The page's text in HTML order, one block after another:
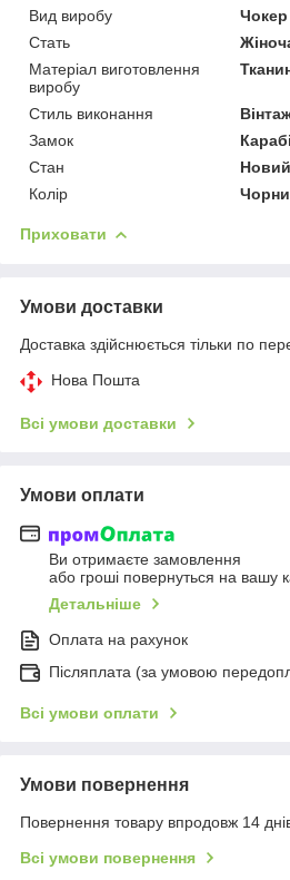
Вид виробу
Чокер
Стать
Матеріал виготовлення
виробу
Стиль виконання
Замок
Стан
Новий
Колір
Приховати
Умови доставки
Доставка здійснюється тільки по
Нова Пошта
Всі умови доставки
Умови оплати
Ви отримаєте замовлення
або гроші повернуться на вашу
Детальніше
Оплата на рахунок
Післяплата (за умовою
Всі умови оплати
Умови повернення
Повернення товару впродовж 14
Всі умови повернення